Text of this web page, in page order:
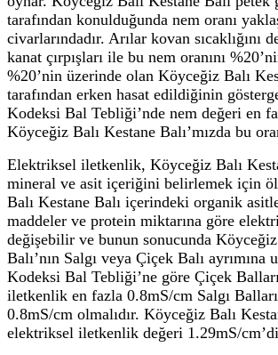
tarafından konulduğunda nem oranı
civarlarındadır. Arılar kovan sıcaklığını
kanat çırpışları ile bu nem oranını
%20’nin üzerinde olan Köyceğiz Balı
tarafından erken hasat edildiğinin
Kodeksi Bal Tebliği’nde nem değeri en
Köyceğiz Balı Kestane Balı’mızda bu
Elektriksel iletkenlik, Köyceğiz Balı
mineral ve asit içeriğini belirlemek için
Balı Kestane Balı içerindeki organik
maddeler ve protein miktarına göre
değişebilir ve bunun sonucunda
Balı’nın Salgı veya Çiçek Balı ayrımına
Kodeksi Bal Tebliği’ne göre Çiçek
iletkenlik en fazla 0.8mS/cm Salgı
0.8mS/cm olmalıdır. Köyceğiz Balı
elektriksel iletkenlik değeri 1.29mS/